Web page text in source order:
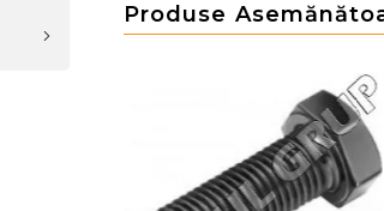
Produse